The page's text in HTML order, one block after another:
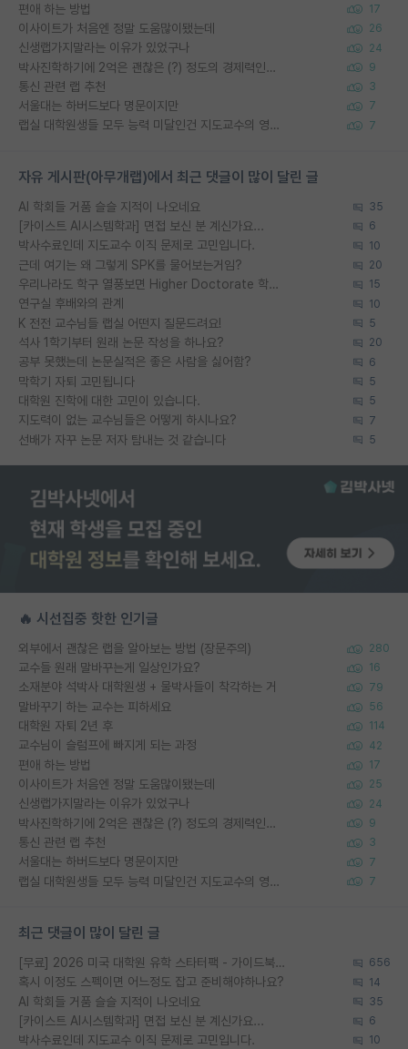
편애 하는 방법 17
이사이트가 처음엔 정말 도움많이됐는데 26
신생랩가지말라는 이유가 있었구나 24
박사진학하기에 2억은 괜찮은 (?) 정도의 경제력인가요 9
통신 관련 랩 추천 3
서울대는 하버드보다 명문이지만 7
랩실 대학원생들 모두 능력 미달인건 지도교수의 영향 아닌가? 7
자유 게시판(아무개랩)에서 최근 댓글이 많이 달린 글
AI 학회들 거품 슬슬 지적이 나오네요 35
[카이스트 AI시스템학과] 면접 보신 분 계신가요... 6
박사수료인데 지도교수 이직 문제로 고민입니다. 10
근데 여기는 왜 그렇게 SPK를 물어보는거임? 20
우리나라도 학구 열풍보면 Higher Doctorate 학위가 필요하다고 봅니다. 15
연구실 후배와의 관계 10
K 전전 교수님들 랩실 어떤지 질문드려요! 5
석사 1학기부터 원래 논문 작성을 하나요? 20
공부 못했는데 논문실적은 좋은 사람을 싫어함? 6
막학기 자퇴 고민됩니다 5
대학원 진학에 대한 고민이 있습니다. 5
지도력이 없는 교수님들은 어떻게 하시나요? 7
선배가 자꾸 논문 저자 탐내는 것 같습니다 5
🔥 시선집중 핫한 인기글
외부에서 괜찮은 랩을 알아보는 방법 (장문주의) 280
교수들 원래 말바꾸는게 일상인가요? 16
소재분야 석박사 대학원생 + 물박사들이 착각하는 거 79
말바꾸기 하는 교수는 피하세요 56
대학원 자퇴 2년 후 114
교수님이 슬럼프에 빠지게 되는 과정 42
편애 하는 방법 17
이사이트가 처음엔 정말 도움많이됐는데 25
신생랩가지말라는 이유가 있었구나 24
박사진학하기에 2억은 괜찮은 (?) 정도의 경제력인가요 9
통신 관련 랩 추천 3
서울대는 하버드보다 명문이지만 7
랩실 대학원생들 모두 능력 미달인건 지도교수의 영향 아닌가? 7
최근 댓글이 많이 달린 글
[무료] 2026 미국 대학원 유학 스타터팩 - 가이드북 & 합격자 컨택메일 템플릿 656
혹시 이정도 스펙이면 어느정도 잡고 준비해야하나요? 14
AI 학회들 거품 슬슬 지적이 나오네요 35
[카이스트 AI시스템학과] 면접 보신 분 계신가요... 6
박사수료인데 지도교수 이직 문제로 고민입니다. 10